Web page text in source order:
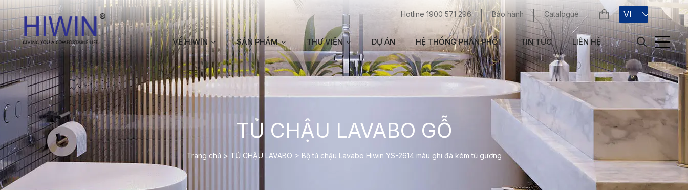
Hotline 1900 571 296 Bảo hành Catalogue VI
VỀ HIWIN SẢN PHẨM THƯ VIỆN DỰ ÁN HỆ THỐNG PHÂN PHỐI TIN TỨC LIÊN HỆ
TỦ CHẬU LAVABO GỖ
Trang chủ > TỦ CHẬU LAVABO > Bộ tủ chậu Lavabo Hiwin YS-2614 màu ghi đá kèm tủ gương